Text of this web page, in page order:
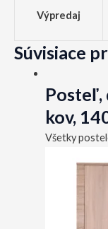
Výpredaj
Súvisiace
kov,
Všetky